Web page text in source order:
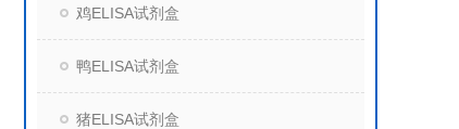
鸡ELISA试剂盒
鸭ELISA试剂盒
猪ELISA试剂盒